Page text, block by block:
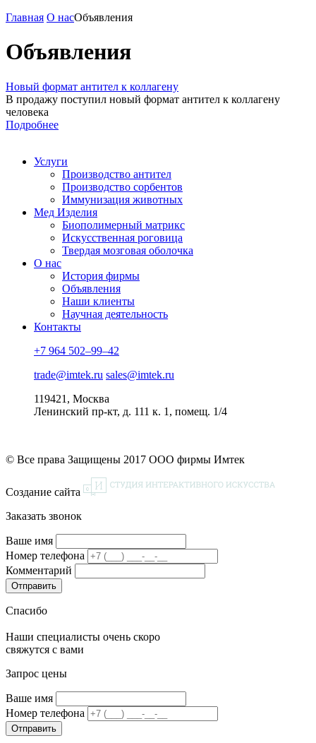
Главная О насОбъявления
Объявления
Новый формат антител к коллагену
В продажу поступил новый формат антител к коллагену
человека
Подробнее
Услуги
Производство антител
Производство сорбентов
Иммунизация животных
Мед Изделия
Биополимерный матрикс
Искусственная роговица
Твердая мозговая оболочка
О нас
История фирмы
Объявления
Наши клиенты
Научная деятельность
Контакты
+7 964 502–99–42
trade@imtek.ru sales@imtek.ru
119421, Москва
Ленинский пр-кт, д. 111 к. 1, помещ. 1/4
© Все права Защищены 2017 ООО фирмы Имтек
Создание сайта
Заказать звонок
Ваше имя
Номер телефона
Комментарий
Спасибо
Наши специалисты очень скоро
свяжутся с вами
Запрос цены
Ваше имя
Номер телефона